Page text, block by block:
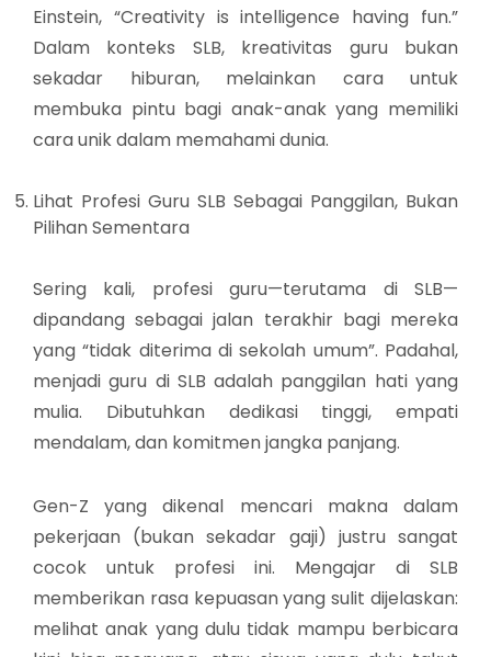
Einstein, “Creativity is intelligence having fun.”
Dalam konteks SLB, kreativitas guru bukan
sekadar hiburan, melainkan cara untuk
membuka pintu bagi anak-anak yang memiliki
cara unik dalam memahami dunia.
Lihat Profesi Guru SLB Sebagai Panggilan, Bukan
Pilihan Sementara
Sering kali, profesi guru—terutama di SLB—
dipandang sebagai jalan terakhir bagi mereka
yang “tidak diterima di sekolah umum”. Padahal,
menjadi guru di SLB adalah panggilan hati yang
mulia. Dibutuhkan dedikasi tinggi, empati
mendalam, dan komitmen jangka panjang.
Gen-Z yang dikenal mencari makna dalam
pekerjaan (bukan sekadar gaji) justru sangat
cocok untuk profesi ini. Mengajar di SLB
memberikan rasa kepuasan yang sulit dijelaskan:
melihat anak yang dulu tidak mampu berbicara